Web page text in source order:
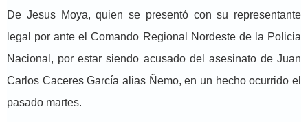
De Jesus Moya, quien se presentó con su representante
legal por ante el Comando Regional Nordeste de la Policia
Nacional, por estar siendo acusado del asesinato de Juan
Carlos Caceres García alias Ñemo, en un hecho ocurrido el
pasado martes.